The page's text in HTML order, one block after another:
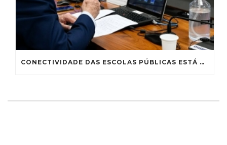
CONECTIVIDADE DAS ESCOLAS PÚBLICAS ESTÁ MUITO AQUÉM DO IDEAL, CONCLUI SUBCOMISSÃO